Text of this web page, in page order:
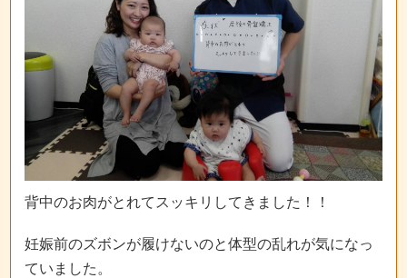
背中のお肉がとれてスッキリしてきました！！
妊娠前のズボンが履けないのと体型の乱れが気になっ
ていました。